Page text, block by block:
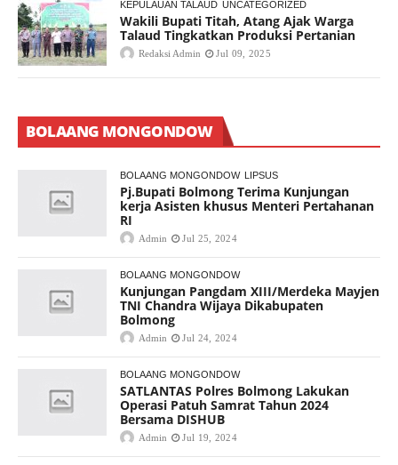
KEPULAUAN TALAUD UNCATEGORIZED
Wakili Bupati Titah, Atang Ajak Warga
Talaud Tingkatkan Produksi Pertanian
Redaksi Admin Jul 09, 2025
BOLAANG MONGONDOW
BOLAANG MONGONDOW LIPSUS
Pj.Bupati Bolmong Terima Kunjungan
kerja Asisten khusus Menteri Pertahanan
RI
Admin Jul 25, 2024
BOLAANG MONGONDOW
Kunjungan Pangdam XIII/Merdeka Mayjen
TNI Chandra Wijaya Dikabupaten
Bolmong
Admin Jul 24, 2024
BOLAANG MONGONDOW
SATLANTAS Polres Bolmong Lakukan
Operasi Patuh Samrat Tahun 2024
Bersama DISHUB
Admin Jul 19, 2024